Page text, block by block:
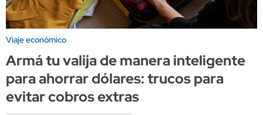
Viaje económico
Armá tu valija de manera inteligente
para ahorrar dólares: trucos para
evitar cobros extras